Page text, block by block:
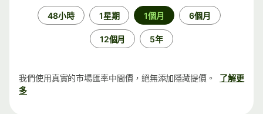
48小時 1星期 1個月 6個月
12個月 5年
我們使用真實的市場匯率中間價，絕無添加隱藏提價。
了解更
多